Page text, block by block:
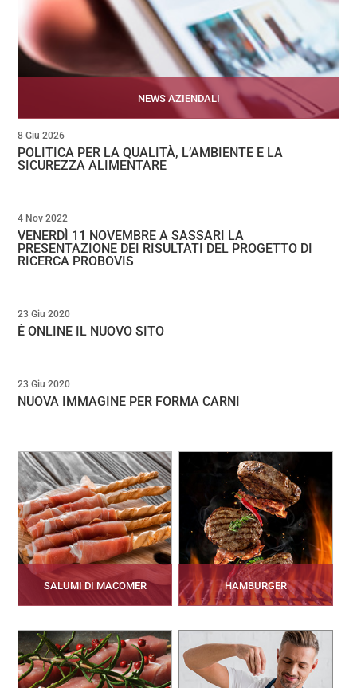
NEWS AZIENDALI
POLITICA PER LA QUALITÀ, L’AMBIENTE E LA
SICUREZZA ALIMENTARE
8 Giu 2026
VENERDÌ 11 NOVEMBRE A SASSARI LA
PRESENTAZIONE DEI RISULTATI DEL PROGETTO DI
RICERCA PROBOVIS
4 Nov 2022
È ONLINE IL NUOVO SITO
23 Giu 2020
NUOVA IMMAGINE PER FORMA CARNI
23 Giu 2020
SALUMI DI MACOMER HAMBURGER